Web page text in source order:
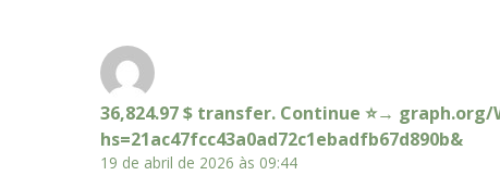
36,824.97 $ transfer. Continue ⭐→
hs=21ac47fcc43a0ad72c1ebadfb67d890b&
19 de abril de 2026 às 09:44